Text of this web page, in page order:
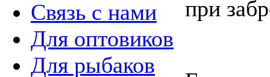
Связь с нами
Для оптовиков
Для рыбаков
при